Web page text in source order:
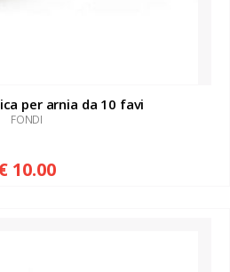
per arnia da 10 favi
FONDI
10.00